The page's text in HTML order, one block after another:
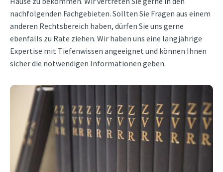
nachfolgenden Fachgebieten. Sollten Sie Fragen aus einem
anderen Rechtsbereich haben, dürfen Sie uns gerne
ebenfalls zu Rate ziehen. Wir haben uns eine langjährige
Expertise mit Tiefenwissen angeeignet und können Ihnen
sicher die notwendigen Informationen geben.